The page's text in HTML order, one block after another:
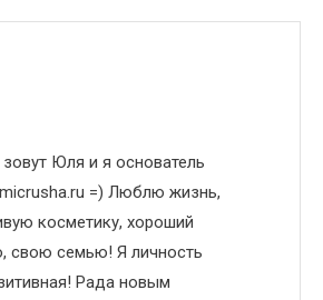
Юля и я основатель
=) Люблю жизнь,
косметику, хороший
свою семью! Я личность
Рада новым